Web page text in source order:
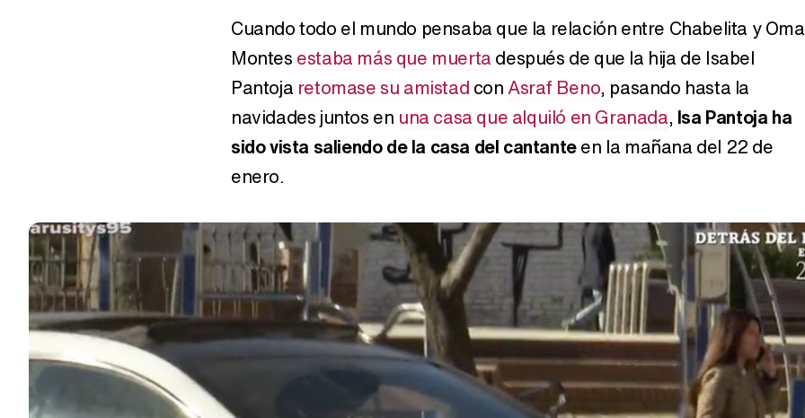
Belén Esteban: "Estoy emocionada, muy contenta y muy feliz por llegar a RTVE"
Manu Baqueiro: "Tuve como referente a Bruce Willis en 'Luz de Luna' para mi trabajo en la serie 'Perdiendo el juicio'"
Cuando todo el mundo pensaba que la relación entre Chabelita y
Montes estaba más que muerta después de que la hija de Isabel
Pantoja retomase su amistad conAsraf Beno, pasando hasta la
navidades juntos en una casa que alquiló en Granada, Isa Pantoja ha
sido vista saliendo de la casa del cantanteen la mañana del 22 de
enero.